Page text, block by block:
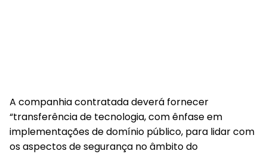
A companhia contratada deverá fornecer
“transferência de tecnologia, com ênfase em
implementações de domínio público, para lidar com
os aspectos de segurança no âmbito do